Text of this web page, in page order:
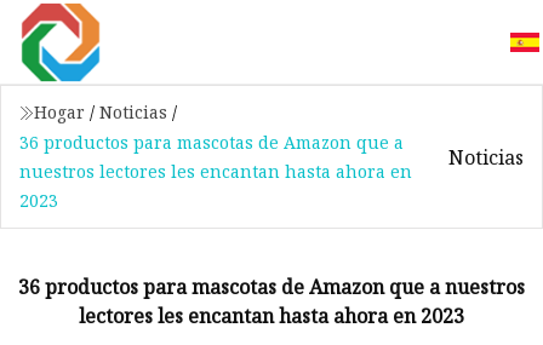
Hogar / Noticias /
36 productos para mascotas de Amazon que a
nuestros lectores les encantan hasta ahora en
2023
Noticias
36 productos para mascotas de Amazon que a nuestros
lectores les encantan hasta ahora en 2023